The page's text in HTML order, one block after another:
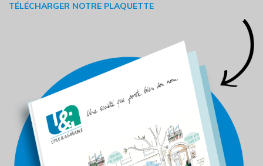
TÉLÉCHARGER NOTRE PLAQUETTE